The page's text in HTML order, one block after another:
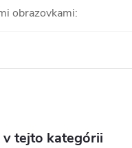
obrazovkami:
tejto kategórii